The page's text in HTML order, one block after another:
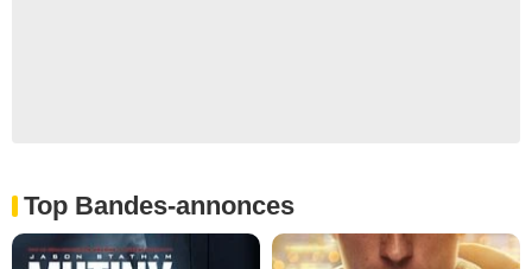
Top Bandes-annonces